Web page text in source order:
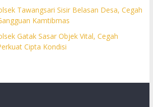
Tawangsari Sisir Belasan Desa, Cegah
Kamtibmas
Gatak Sasar Objek Vital, Cegah
Cipta Kondisi